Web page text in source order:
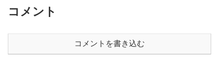
コメント
コメントを書き込む